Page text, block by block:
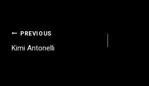
PREVIOUS
Kimi Antonelli